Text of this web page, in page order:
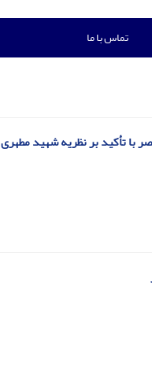
تماس با ما
با تأکید بر نظریه شهید مطهری